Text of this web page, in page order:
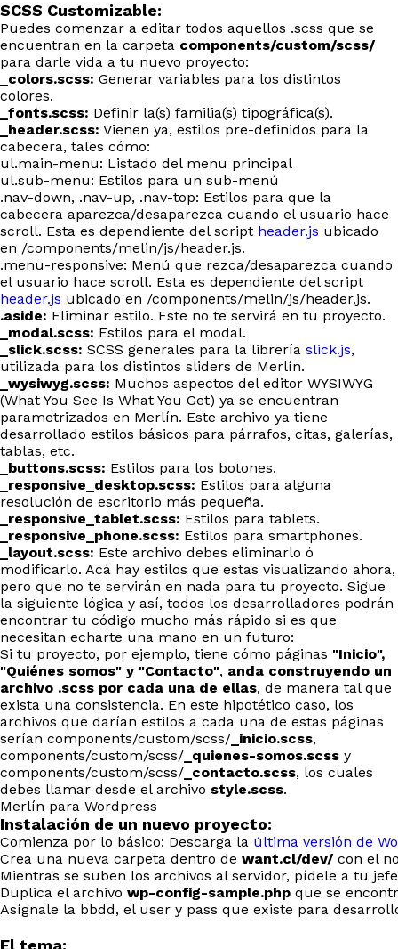
SCSS Customizable:
Puedes comenzar a editar todos aquellos .scss que se
encuentran en la carpeta components/custom/scss/
para darle vida a tu nuevo proyecto:
_colors.scss: Generar variables para los distintos
colores.
_fonts.scss: Definir la(s) familia(s) tipográfica(s).
_header.scss: Vienen ya, estilos pre-definidos para la
cabecera, tales cómo:
ul.main-menu: Listado del menu principal
ul.sub-menu: Estilos para un sub-menú
.nav-down, .nav-up, .nav-top: Estilos para que la
cabecera aparezca/desaparezca cuando el usuario hace
scroll. Esta es dependiente del script header.js ubicado
en /components/melin/js/header.js.
.menu-responsive: Menú que rezca/desaparezca cuando
el usuario hace scroll. Esta es dependiente del script
header.js ubicado en /components/melin/js/header.js.
.aside: Eliminar estilo. Este no te servirá en tu proyecto.
_modal.scss: Estilos para el modal.
_slick.scss: SCSS generales para la librería slick.js,
utilizada para los distintos sliders de Merlín.
_wysiwyg.scss: Muchos aspectos del editor WYSIWYG
(What You See Is What You Get) ya se encuentran
parametrizados en Merlín. Este archivo ya tiene
desarrollado estilos básicos para párrafos, citas, galerías,
tablas, etc.
_buttons.scss: Estilos para los botones.
_responsive_desktop.scss: Estilos para alguna
resolución de escritorio más pequeña.
_responsive_tablet.scss: Estilos para tablets.
_responsive_phone.scss: Estilos para smartphones.
_layout.scss: Este archivo debes eliminarlo ó
modificarlo. Acá hay estilos que estas visualizando ahora,
pero que no te servirán en nada para tu proyecto. Sigue
la siguiente lógica y así, todos los desarrolladores podrán
encontrar tu código mucho más rápido si es que
necesitan echarte una mano en un futuro:
Si tu proyecto, por ejemplo, tiene cómo páginas "Inicio",
"Quiénes somos" y "Contacto", anda construyendo un
archivo .scss por cada una de ellas, de manera tal que
exista una consistencia. En este hipotético caso, los
archivos que darían estilos a cada una de estas páginas
serían components/custom/scss/ _inicio.scss,
components/custom/scss/ _quienes-somos.scss y
components/custom/scss/ _contacto.scss, los cuales
debes llamar desde el archivo style.scss.
Merlín para Wordpress
Instalación de un nuevo proyecto:
Comienza por lo básico: Descarga la última versión de
Crea una nueva carpeta dentro de want.cl/dev/ con el
Mientras se suben los archivos al servidor, pídele a tu
Duplica el archivo wp-config-sample.php que se
Asígnale la bbdd, el user y pass que existe para
El tema: